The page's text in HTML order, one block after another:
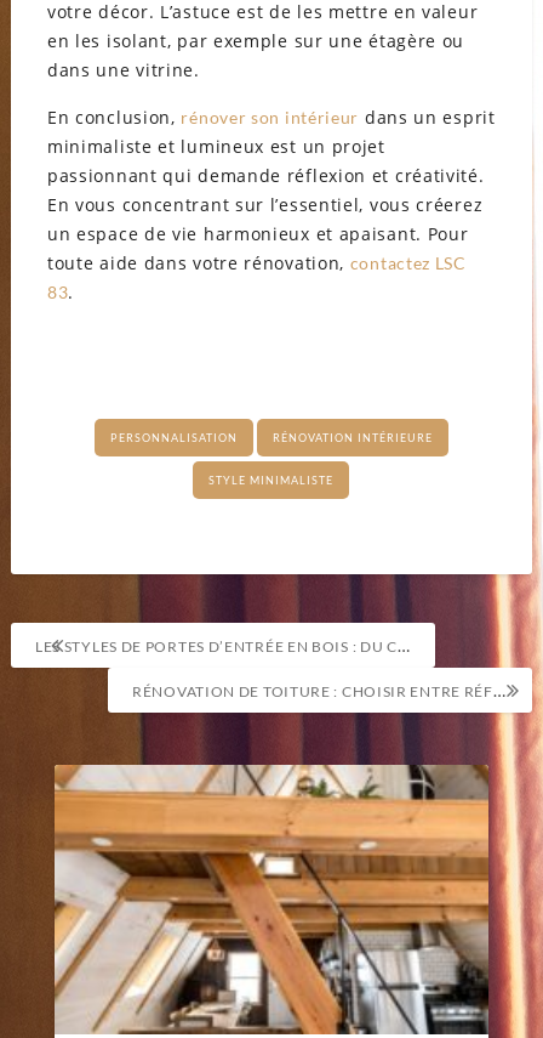
votre décor. L’astuce est de les mettre en valeur
en les isolant, par exemple sur une étagère ou
dans une vitrine.
En conclusion, rénover son intérieur dans un esprit
minimaliste et lumineux est un projet
passionnant qui demande réflexion et créativité.
En vous concentrant sur l’essentiel, vous créerez
un espace de vie harmonieux et apaisant. Pour
toute aide dans votre rénovation, contactez LSC
83.
PERSONNALISATION RÉNOVATION INTÉRIEURE
STYLE MINIMALISTE
Navigation
de
l’article
LES STYLES DE PORTES D’ENTRÉE EN BOIS : DU CLASSIQUE AU CONTEMPORAIN
RÉNOVATION DE TOITURE : CHOISIR ENTRE RÉFECTION PARTIELLE OU TOTALE